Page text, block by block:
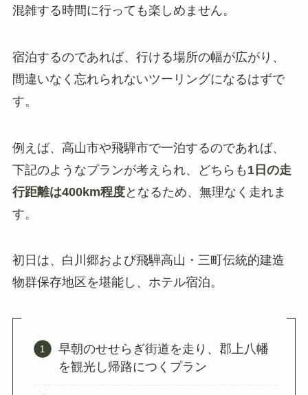
混雑する時間に行っても楽しめません。
宿泊するのであれば、行ける場所の幅が広がり、
間違いなく忘れられないツーリングになるはずで
す。
例えば、高山市や飛騨市で一泊するのであれば、
下記のようなプランが考えられ、どちらも 1日の走
行距離は400km程度となるため、無理なく走れま
す。
初日は、白川郷および飛騨高山・三町伝統的建造
物群保存地区を堪能し、ホテル宿泊。
早朝のせせらぎ街道を走り、郡上八幡
を観光し帰路につくプラン